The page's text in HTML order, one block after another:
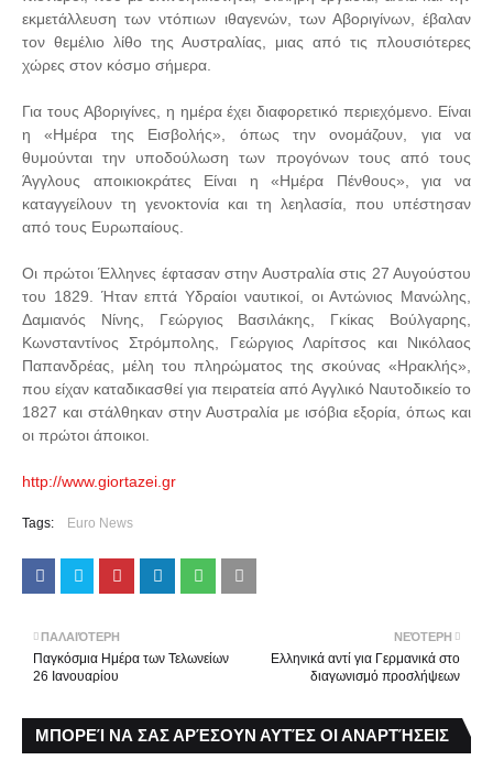
εκμετάλλευση των ντόπιων ιθαγενών, των Αβοριγίνων, έβαλαν
τον θεμέλιο λίθο της Αυστραλίας, μιας από τις πλουσιότερες
χώρες στον κόσμο σήμερα.
Για τους Αβοριγίνες, η ημέρα έχει διαφορετικό περιεχόμενο. Είναι
η «Ημέρα της Εισβολής», όπως την ονομάζουν, για να
θυμούνται την υποδούλωση των προγόνων τους από τους
Άγγλους αποικιοκράτες Είναι η «Ημέρα Πένθους», για να
καταγγείλουν τη γενοκτονία και τη λεηλασία, που υπέστησαν
από τους Ευρωπαίους.
Οι πρώτοι Έλληνες έφτασαν στην Αυστραλία στις 27 Αυγούστου
του 1829. Ήταν επτά Υδραίοι ναυτικοί, οι Αντώνιος Μανώλης,
Δαμιανός Νίνης, Γεώργιος Βασιλάκης, Γκίκας Βούλγαρης,
Κωνσταντίνος Στρόμπολης, Γεώργιος Λαρίτσος και Νικόλαος
Παπανδρέας, μέλη του πληρώματος της σκούνας «Ηρακλής»,
που είχαν καταδικασθεί για πειρατεία από Αγγλικό Ναυτοδικείο το
1827 και στάλθηκαν στην Αυστραλία με ισόβια εξορία, όπως και
οι πρώτοι άποικοι.
http://www.giortazei.gr
Tags: Euro News
ΝΕΌΤΕΡΗ
Ελληνικά αντί για Γερμανικά στο
διαγωνισμό προσλήψεων
ΠΑΛΑΙΌΤΕΡΗ
Παγκόσμια Ημέρα των Τελωνείων
26 Ιανουαρίου
ΜΠΟΡΕΊ ΝΑ ΣΑΣ ΑΡΈΣΟΥΝ ΑΥΤΈΣ ΟΙ ΑΝΑΡΤΉΣΕΙΣ